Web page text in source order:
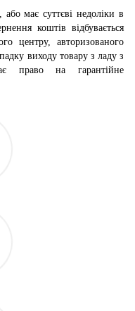
має суттєві недоліки в
коштів відбувається
центру, авторизованого
виходу товару з ладу з
право на гарантійне